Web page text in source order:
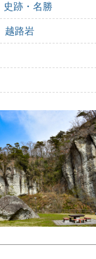
史跡・名勝
路岩